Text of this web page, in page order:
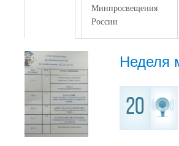
Минпросвещения
России
20